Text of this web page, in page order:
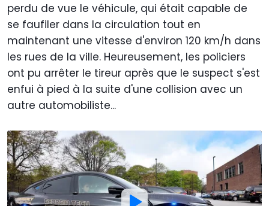
perdu de vue le véhicule, qui était capable de
se faufiler dans la circulation tout en
maintenant une vitesse d'environ 120 km/h dans
les rues de la ville. Heureusement, les policiers
ont pu arrêter le tireur après que le suspect s'est
enfui à pied à la suite d'une collision avec un
autre automobiliste...